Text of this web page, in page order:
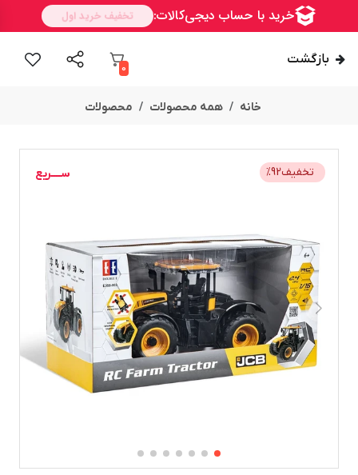
بازگشت
0
خانه همه محصولات محصولات
ســــریع تخفیف %92